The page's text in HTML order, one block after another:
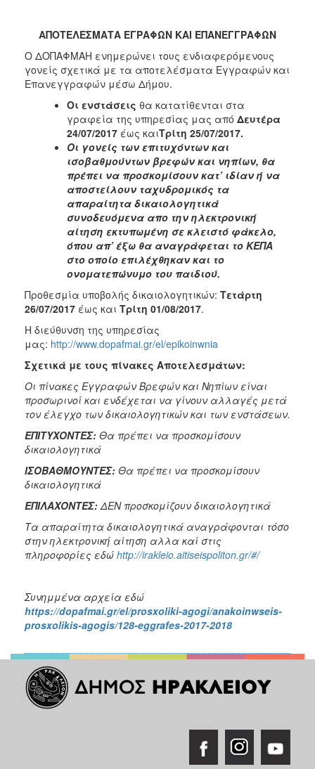
ΑΠΟΤΕΛΕΣΜΑΤΑ ΕΓΡΑΦΩΝ ΚΑΙ ΕΠΑΝΕΓΓΡΑΦΩΝ
Ο ΔΟΠΑΦΜΑΗ ενημερώνει τους ενδιαφερόμενους
γονείς σχετικά με τα αποτελέσματα Εγγραφών και
Επανεγγραφών μέσω Δήμου.
Οι ενστάσεις θα κατατίθενται στα
γραφεία της υπηρεσίας μας από Δευτέρα
24/07/2017 έως καιΤρίτη 25/07/2017.
Οι γονείς των επιτυχόντων και
ισοβαθμούντων βρεφών και νηπίων, θα
πρέπει να προσκομίσουν κατ’ ιδίαν ή να
αποστείλουν ταχυδρομικός τα
απαραίτητα δικαιολογητικά
συνοδευόμενα απο την ηλεκτρονική
αίτηση εκτυπωμένη σε κλειστό φάκελο,
όπου απ’ έξω θα αναγράφεται το ΚΕΠΑ
στο οποίο επιλέχθηκαν και το
ονοματεπώνυμο του παιδιού.
Προθεσμία υποβολής δικαιολογητικών: Τετάρτη
26/07/2017 έως και Τρίτη 01/08/2017.
Η διεύθυνση της υπηρεσίας
μας: http://www.dopafmai.gr/el/epikoinwnia
Σχετικά με τους πίνακες Αποτελεσμάτων:
Οι πίνακες Εγγραφών Βρεφών και Νηπίων είναι
προσωρινοί και ενδέχεται να γίνουν αλλαγές μετά
τον έλεγχο των δικαιολογητικών και των ενστάσεων.
ΕΠΙΤΥΧΟΝΤΕΣ: Θα πρέπει να προσκομίσουν
δικαιολογητικά
ΙΣΟΒΑΘΜΟΥΝΤΕΣ: Θα πρέπει να προσκομίσουν
δικαιολογητικά
ΕΠΙΛΑΧΟΝΤΕΣ: ΔΕΝ προσκομίζουν δικαιολογητικά
Τα απαραίτητα δικαιολογητικά αναγράφονται τόσο
στην ηλεκτρονική αίτηση αλλα καί στις
πληροφορίες εδώ http://irakleio.aitiseispoliton.gr/#/
Συνημμένα αρχεία εδώ
https://dopafmai.gr/el/prosxoliki-agogi/anakoinwseis-
prosxolikis-agogis/128-eggrafes-2017-2018